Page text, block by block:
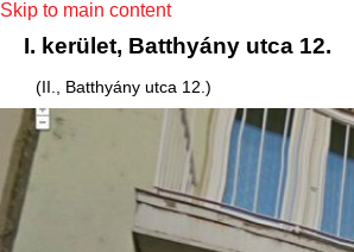
Skip to main content
I. kerület, Batthyány utca 12.
(II., Batthyány utca 12.)